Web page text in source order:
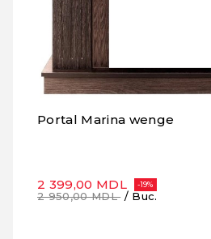
Portal Marina wenge
2 399,00 MDL -19%
2 950,00 MDL/ Buc.